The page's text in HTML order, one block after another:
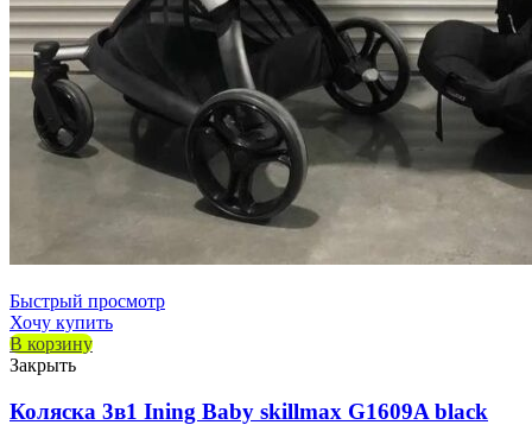
Быстрый просмотр
Хочу купить
В корзину
Закрыть
Коляска 3в1 Ining Baby skillmax G1609A black